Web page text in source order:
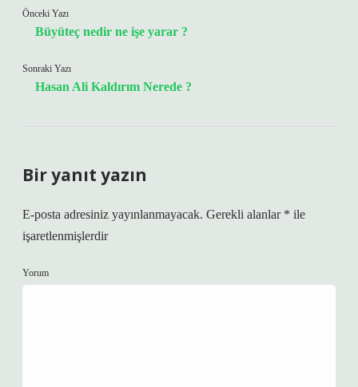
Önceki Yazı
Büyüteç nedir ne işe yarar ?
Sonraki Yazı
Hasan Ali Kaldırım Nerede ?
Bir yanıt yazın
E-posta adresiniz yayınlanmayacak. Gerekli alanlar * ile
işaretlenmişlerdir
Yorum